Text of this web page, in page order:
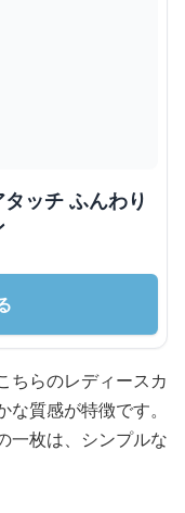
ッチ ふんわり
ちらのレディースカ
質感が特徴です。
一枚は、シンプルな